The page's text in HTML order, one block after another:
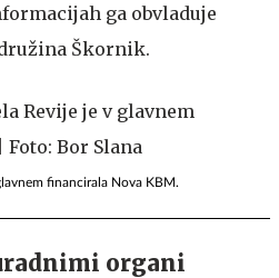
ga obvladuje
Škornik.
financirala Nova KBM.
organi